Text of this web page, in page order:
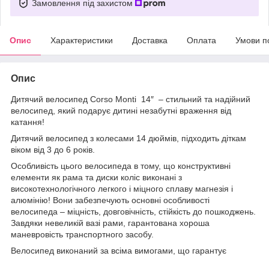
Замовлення під захистом
Опис Характеристики Доставка Оплата Умови
Опис
Дитячий велосипед Corso Monti 14″ – стильний та надійний
велосипед, який подарує дитині незабутні враження від
катання!
Дитячий велосипед з колесами 14 дюймів, підходить діткам
віком від 3 до 6 років.
Особливість цього велосипеда в тому, що конструктивні
елементи як рама та диски коліс виконані з
високотехнологічного легкого і міцного сплаву магнезія і
алюмінію! Вони забезпечують основні особливості
велосипеда – міцність, довговічність, стійкість до пошкоджень.
Завдяки невеликій вазі рами, гарантована хороша
маневровість транспортного засобу.
Велосипед виконаний за всіма вимогами, що гарантує